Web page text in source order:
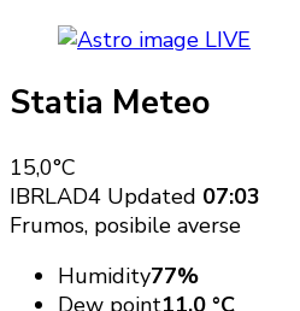
LIVE
Statia Meteo
15,0°C
IBRLAD4 Updated 07:03
Frumos, posibile averse
Humidity77%
Dew point11,0 °C